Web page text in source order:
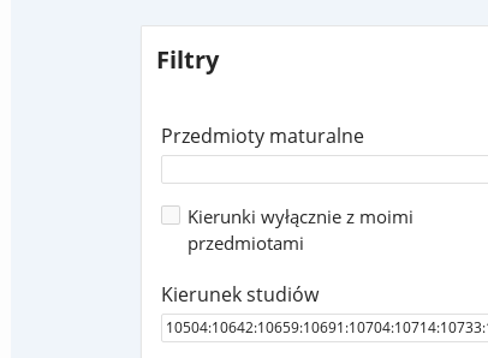
Filtry
Przedmioty maturalne
Kierunki wyłącznie z moimi
przedmiotami
Kierunek studiów